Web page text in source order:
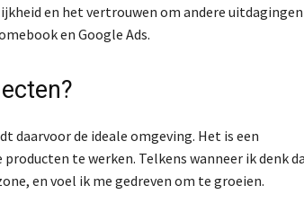
en het vertrouwen om andere uitdagingen
en Google Ads.
daarvoor de ideale omgeving. Het is een
te werken. Telkens wanneer ik denk
en voel ik me gedreven om te groeien.